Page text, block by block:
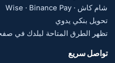
شام كاش · Wise · Binance Pay
تحويل بنكي يدوي
تظهر الطرق المتاحة لبلدك في
تواصل سريع